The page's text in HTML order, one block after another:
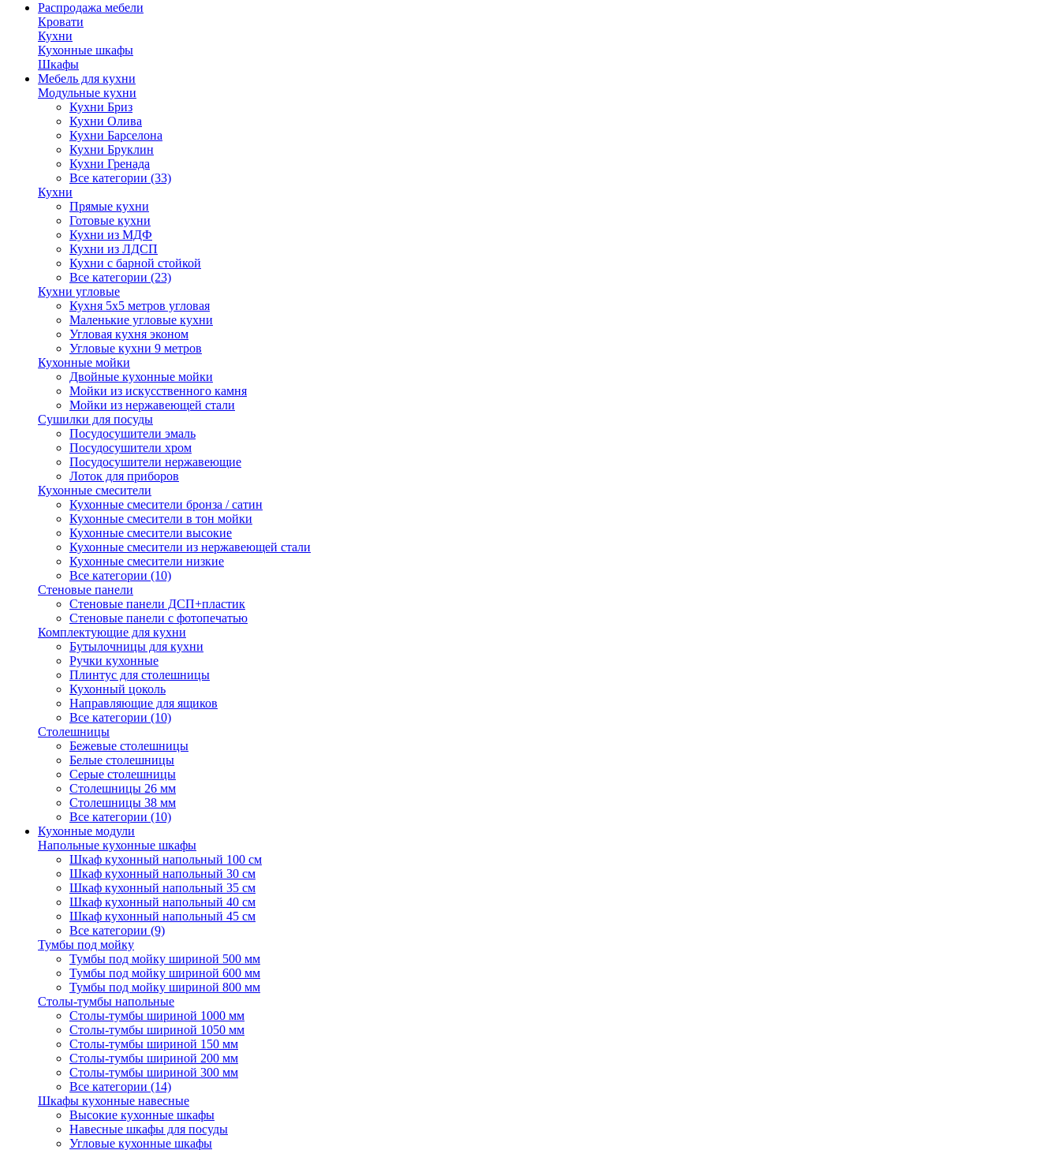
Распродажа мебели
Кровати
Кухни
Кухонные шкафы
Шкафы
Мебель для кухни
Модульные кухни
Кухни Бриз
Кухни Олива
Кухни Барселона
Кухни Бруклин
Кухни Гренада
Все категории (33)
Кухни
Прямые кухни
Готовые кухни
Кухни из МДФ
Кухни из ЛДСП
Кухни с барной стойкой
Все категории (23)
Кухни угловые
Кухня 5х5 метров угловая
Маленькие угловые кухни
Угловая кухня эконом
Угловые кухни 9 метров
Кухонные мойки
Двойные кухонные мойки
Мойки из искусственного камня
Мойки из нержавеющей стали
Сушилки для посуды
Посудосушители эмаль
Посудосушители хром
Посудосушители нержавеющие
Лоток для приборов
Кухонные смесители
Кухонные смесители бронза / сатин
Кухонные смесители в тон мойки
Кухонные смесители высокие
Кухонные смесители из нержавеющей стали
Кухонные смесители низкие
Все категории (10)
Стеновые панели
Стеновые панели ДСП+пластик
Стеновые панели с фотопечатью
Комплектующие для кухни
Бутылочницы для кухни
Ручки кухонные
Плинтус для столешницы
Кухонный цоколь
Направляющие для ящиков
Все категории (10)
Столешницы
Бежевые столешницы
Белые столешницы
Серые столешницы
Столешницы 26 мм
Столешницы 38 мм
Все категории (10)
Кухонные модули
Напольные кухонные шкафы
Шкаф кухонный напольный 100 см
Шкаф кухонный напольный 30 см
Шкаф кухонный напольный 35 см
Шкаф кухонный напольный 40 см
Шкаф кухонный напольный 45 см
Все категории (9)
Тумбы под мойку
Тумбы под мойку шириной 500 мм
Тумбы под мойку шириной 600 мм
Тумбы под мойку шириной 800 мм
Столы-тумбы напольные
Столы-тумбы шириной 1000 мм
Столы-тумбы шириной 1050 мм
Столы-тумбы шириной 150 мм
Столы-тумбы шириной 200 мм
Столы-тумбы шириной 300 мм
Все категории (14)
Шкафы кухонные навесные
Высокие кухонные шкафы
Навесные шкафы для посуды
Угловые кухонные шкафы